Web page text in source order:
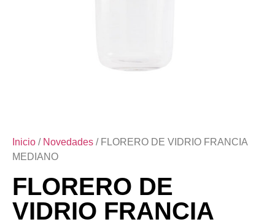
Inicio / Novedades / FLORERO DE VIDRIO FRANCIA
MEDIANO
FLORERO DE
VIDRIO FRANCIA